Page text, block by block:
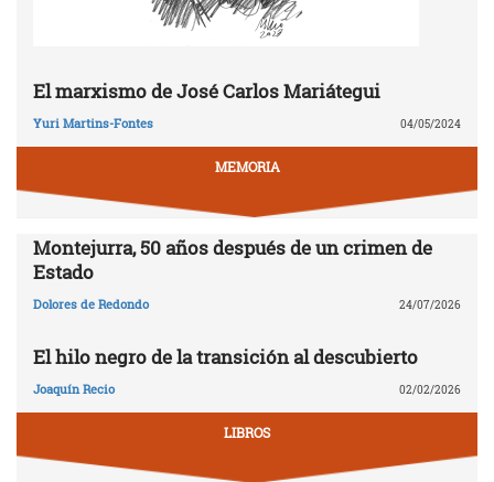
El marxismo de José Carlos Mariátegui
Yuri Martins-Fontes 04/05/2024
MEMORIA
Montejurra, 50 años después de un crimen de
Estado
Dolores de Redondo 24/07/2026
El hilo negro de la transición al descubierto
Joaquín Recio 02/02/2026
LIBROS